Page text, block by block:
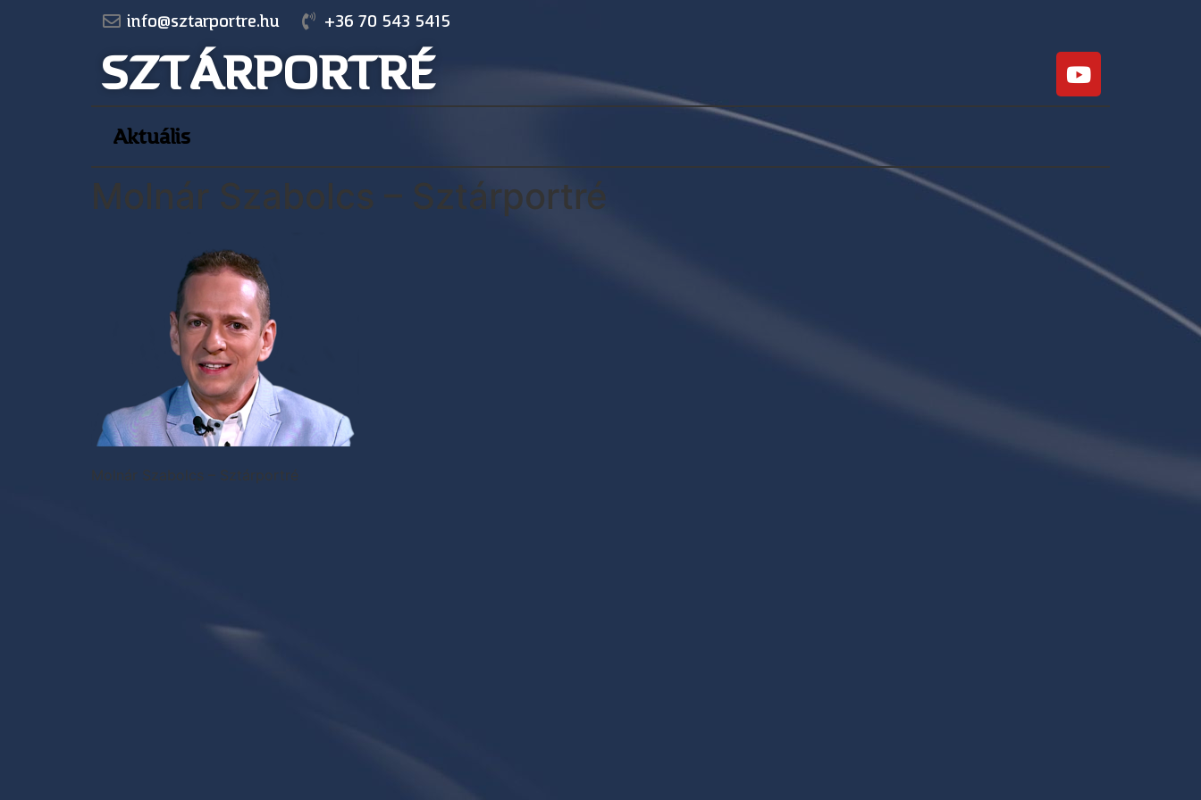
info@sztarportre.hu +36 70 543 5415
SZTÁRPORTRÉ
Aktuális
Molnár Szabolcs – Sztárportré
Molnár Szabolcs – Sztárportré